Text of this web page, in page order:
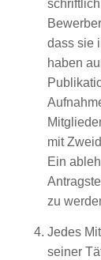
dass sie
haben
mit
Ein
zu
Jedes
seiner